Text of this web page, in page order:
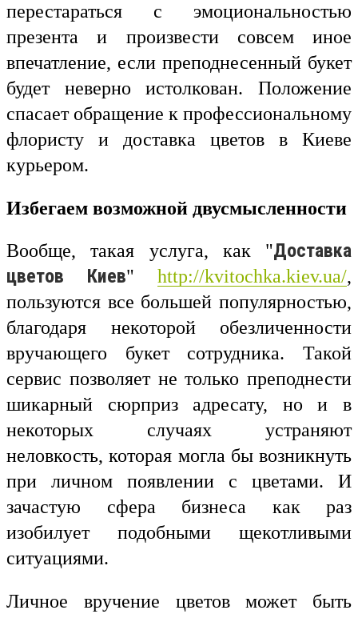
перестараться с эмоциональностью
презента и произвести совсем иное
впечатление, если преподнесенный букет
будет неверно истолкован. Положение
спасает обращение к профессиональному
флористу и доставка цветов в Киеве
курьером.
Избегаем возможной двусмысленности
Вообще, такая услуга, как "Доставка
цветов Киев" http://kvitochka.kiev.ua/,
пользуются все большей популярностью,
благодаря некоторой обезличенности
вручающего букет сотрудника. Такой
сервис позволяет не только преподнести
шикарный сюрприз адресату, но и в
некоторых случаях устраняют
неловкость, которая могла бы возникнуть
при личном появлении с цветами. И
зачастую сфера бизнеса как раз
изобилует подобными щекотливыми
ситуациями.
Личное вручение цветов может быть